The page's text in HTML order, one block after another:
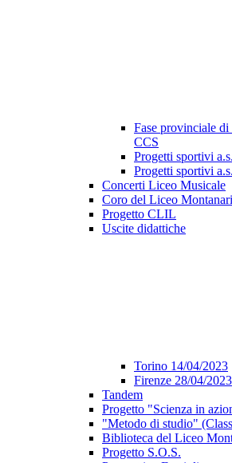
Fase provinciale di
CCS
Progetti sportivi
Progetti sportivi
Concerti Liceo Musicale
Coro del Liceo Montanari
Progetto CLIL
Uscite didattiche
Torino 14/04/2023
Firenze 28/04/2023
Tandem
Progetto "Scienza in
"Metodo di studio"
Biblioteca del Liceo
Progetto S.O.S.